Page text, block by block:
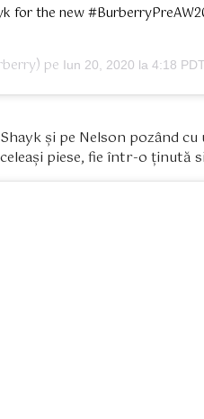
for the new
pe Iun 20, 2020 la 4:18 PDT
și pe Nelson pozând
piese, fie într-o ținută